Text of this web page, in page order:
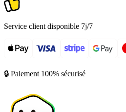
Service client disponible 7j/7
🔒 Paiement 100% sécurisé